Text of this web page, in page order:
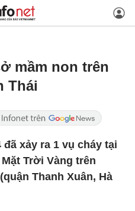
mầm non trên
Thái
đã xảy ra 1 vụ cháy tại
Trời Vàng trên
Thanh Xuân, Hà